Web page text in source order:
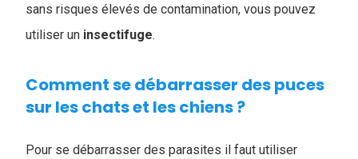
sans risques élevés de contamination, vous pouvez
utiliser un insectifuge.
Comment se débarrasser des puces
sur les chats et les chiens ?
Pour se débarrasser des parasites il faut utiliser